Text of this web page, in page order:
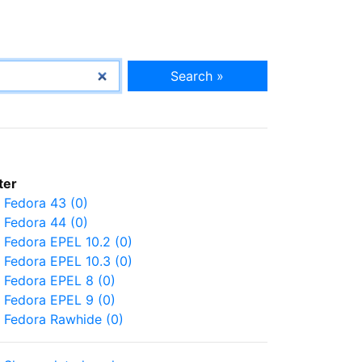
Search »
Fedora 43 (0)
Fedora 44 (0)
Fedora EPEL 10.2 (0)
Fedora EPEL 10.3 (0)
Fedora EPEL 8 (0)
Fedora EPEL 9 (0)
Fedora Rawhide (0)